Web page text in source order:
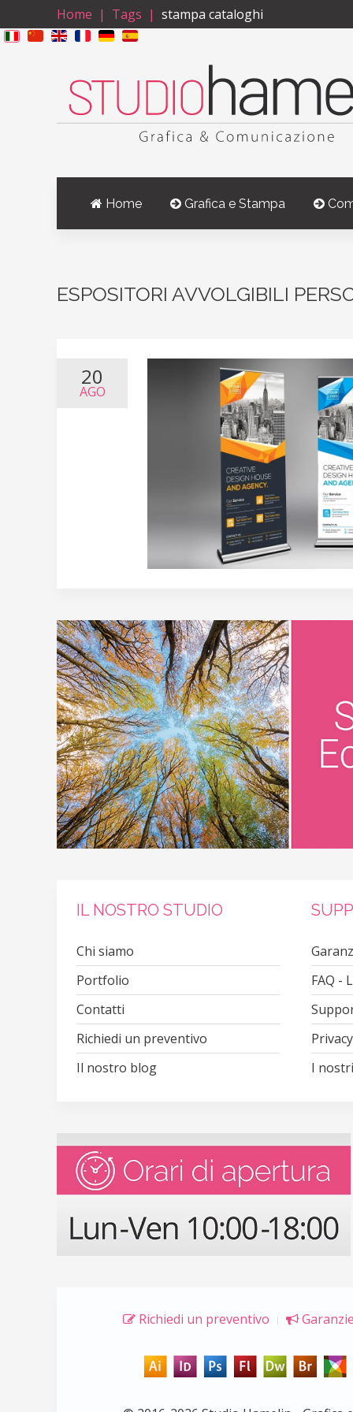
Home Tags stampa cataloghi
Home Grafica e Stampa
ESPOSITORI AVVOLGIBILI
20
AGO
IL NOSTRO STUDIO
Chi siamo
Portfolio
Contatti
Richiedi un preventivo
Il nostro blog
FAQ -
I
Richiedi un preventivo